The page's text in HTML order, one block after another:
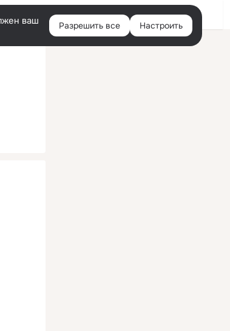
Войти
ваш
Разрешить все Настроить